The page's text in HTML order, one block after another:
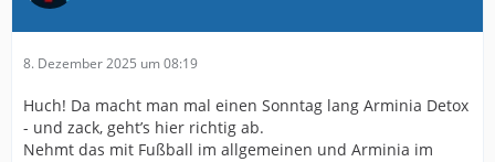
8. Dezember 2025 um 08:19
Huch! Da macht man mal einen Sonntag lang Arminia Detox
- und zack, geht’s hier richtig ab.
Nehmt das mit Fußball im allgemeinen und Arminia im